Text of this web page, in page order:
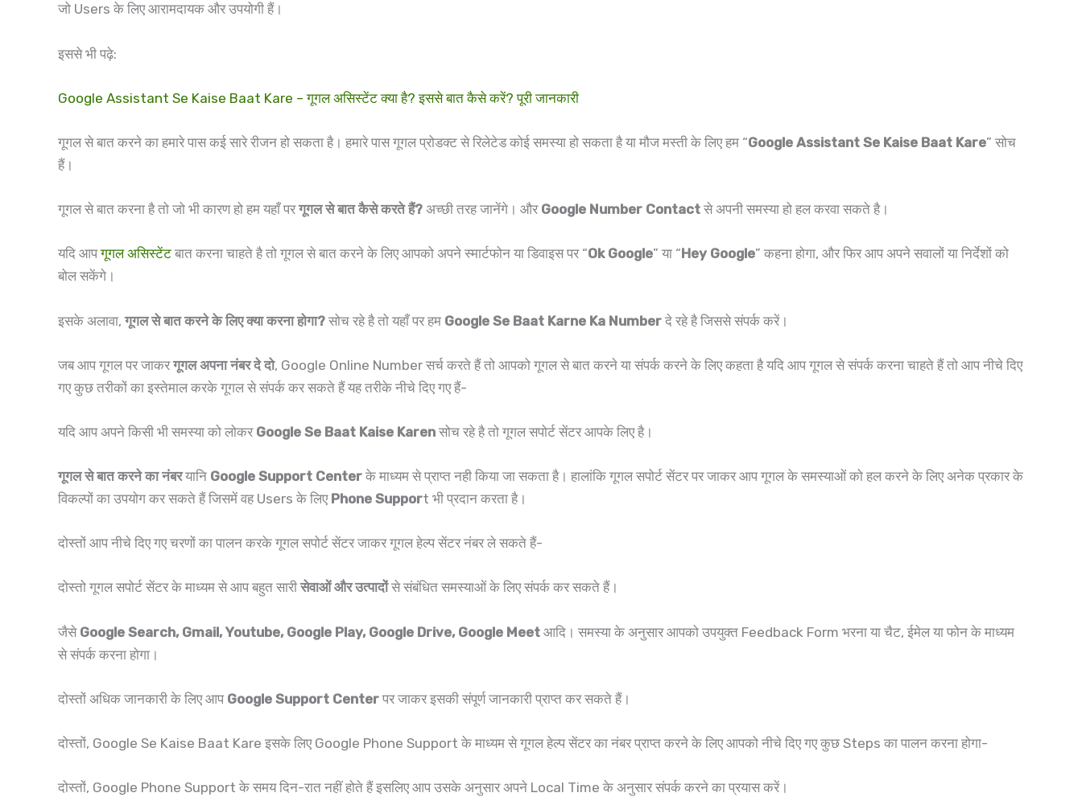
जो Users के लिए आरामदायक और उपयोगी हैं।
इससे भी पढ़े:
Google Assistant Se Kaise Baat Kare – गूगल असिस्टेंट क्या है? इससे बात कैसे करें? पूरी जानकारी
गूगल से बात करने का हमारे पास कई सारे रीजन हो सकता है। हमारे पास गूगल प्रोडक्ट से रिलेटेड कोई समस्या हो सकता है या मौज मस्ती के लिए हम “Google Assistant Se Kaise Baat Kare” सोच
हैं।
गूगल से बात करना है तो जो भी कारण हो हम यहाँ परगूगल से बात कैसे करते हैं? अच्छी तरह जानेंगे। और Google Number Contact से अपनी समस्या हो हल करवा सकते है।
यदि आपगूगल असिस्टेंट बात करना चाहते है तो गूगल से बात करने के लिए आपको अपने स्मार्टफोन या डिवाइस पर “Ok Google” या “Hey Google” कहना होगा, और फिर आप अपने सवालों या निर्देशों को
बोल सकेंगे।
इसके अलावा, गूगल से बात करने के लिए क्या करना होगा? सोच रहे है तो यहाँ पर हम Google Se Baat Karne Ka Number दे रहे है जिससे संपर्क करें।
जब आप गूगल पर जाकरगूगल अपना नंबर दे दो, Google Online Number सर्च करते हैं तो आपको गूगल से बात करने या संपर्क करने के लिए कहता है यदि आप गूगल से संपर्क करना चाहते हैं तो आप नीचे दिए
गए कुछ तरीकों का इस्तेमाल करके गूगल से संपर्क कर सकते हैं यह तरीके नीचे दिए गए हैं-
यदि आप अपने किसी भी समस्या को लोकर Google Se Baat Kaise Karen सोच रहे है तो गूगल सपोर्ट सेंटर आपके लिए है।
गूगल से बात करने का नंबरयानि Google Support Center के माध्यम से प्राप्त नही किया जा सकता है। हालांकि गूगल सपोर्ट सेंटर पर जाकर आप गूगल के समस्याओं को हल करने के लिए अनेक प्रकार के
विकल्पों का उपयोग कर सकते हैं जिसमें वह Users के लिए Phone Support भी प्रदान करता है।
दोस्तों आप नीचे दिए गए चरणों का पालन करके गूगल सपोर्ट सेंटर जाकर गूगल हेल्प सेंटर नंबर ले सकते हैं-
दोस्तो गूगल सपोर्ट सेंटर के माध्यम से आप बहुत सारी सेवाओं और उत्पादोंसे संबंधित समस्याओं के लिए संपर्क कर सकते हैं।
जैसे Google Search, Gmail, Youtube, Google Play, Google Drive, Google Meet आदि। समस्या के अनुसार आपको उपयुक्त Feedback Form भरना या चैट, ईमेल या फोन के माध्यम
से संपर्क करना होगा।
दोस्तों अधिक जानकारी के लिए आप Google Support Center पर जाकर इसकी संपूर्ण जानकारी प्राप्त कर सकते हैं।
दोस्तों, Google Se Kaise Baat Kare इसके लिए Google Phone Support के माध्यम से गूगल हेल्प सेंटर का नंबर प्राप्त करने के लिए आपको नीचे दिए गए कुछ Steps का पालन करना होगा-
दोस्तों, Google Phone Support के समय दिन-रात नहीं होते हैं इसलिए आप उसके अनुसार अपने Local Time के अनुसार संपर्क करने का प्रयास करें।